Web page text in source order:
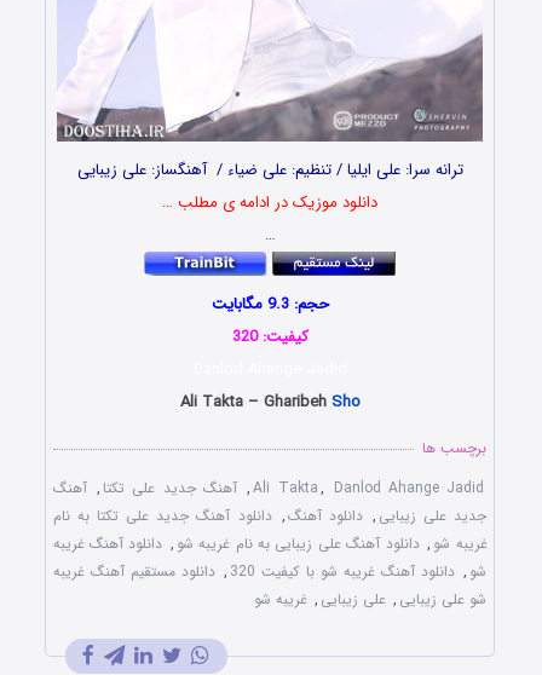
ترانه سرا: علی ایلیا / تنظیم: علی ضیاء / آهنگساز: علی زیبایی
دانلود موزیک در ادامه ی مطلب …
…
حجم: 9.3 مگابایت
کیفیت: 320
Ali Takta – Gharibeh Sho
برچسب ها
Ali Takta, Danlod Ahange Jadid
, آهنگ جدید علی تکتا , آهنگ
جدید علی زیبایی , دانلود آهنگ, دانلود آهنگ جدید علی تکتا به نام
غریبه شو , دانلود آهنگ علی زیبایی به نام غریبه شو , دانلود آهنگ غریبه
شو , دانلود آهنگ غریبه شو با کیفیت 320 , دانلود مستقیم آهنگ غریبه
شو علی زیبایی , علی زیبایی , غریبه شو